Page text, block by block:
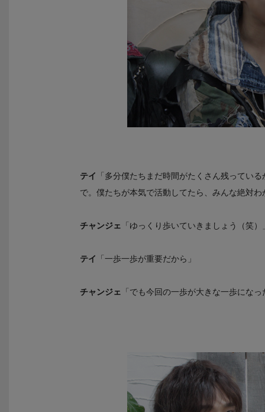
テイ
「多分僕たちまだ時間がたくさん残ってい
で。僕たちが本気で活動してたら、みんな絶対わ
チャンジェ 「ゆっくり歩いていきましょう（笑）
テイ 「一歩一歩が重要だから」
チャンジェ 「でも今回の一歩が大きな一歩にな